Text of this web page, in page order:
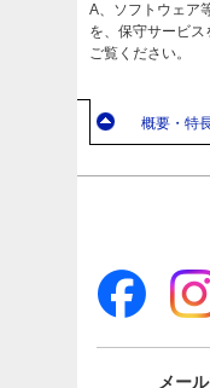
A、ソフトウェア
を、保守サービス
ご覧ください。
概要・特
メー